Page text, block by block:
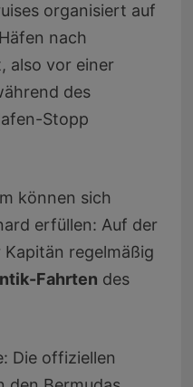
organisiert auf
nach
also vor einer
des
Stopp
können sich
erfüllen: Auf der
regelmäßig
Fahrten des
Die offiziellen